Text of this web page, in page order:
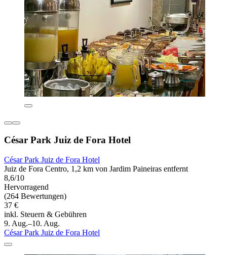
César Park Juiz de Fora Hotel
César Park Juiz de Fora Hotel
Juiz de Fora Centro, 1,2 km von Jardim Paineiras entfernt
8,6/10
Hervorragend
(264 Bewertungen)
37 €
inkl. Steuern & Gebühren
9. Aug.–10. Aug.
César Park Juiz de Fora Hotel